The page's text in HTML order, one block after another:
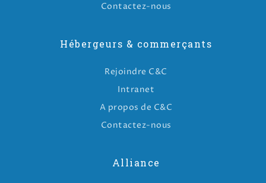
Contactez-nous
Hébergeurs & commerçants
Rejoindre C&C
Intranet
A propos de C&C
Contactez-nous
Alliance